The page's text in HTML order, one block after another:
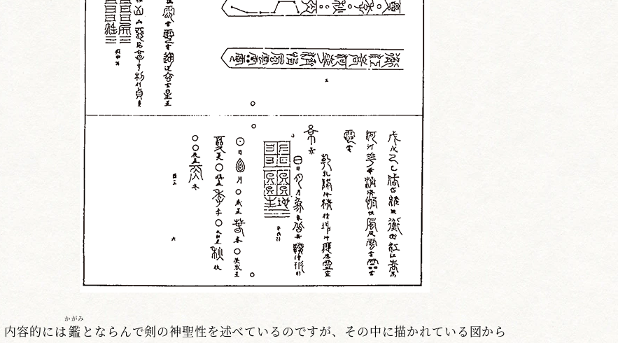
内容的には鑑
かがみ
とならんで剣の神聖性を述べているのですが、その中に描かれている図から